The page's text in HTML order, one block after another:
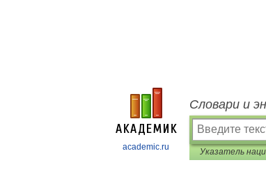
academic.ru
Словари и